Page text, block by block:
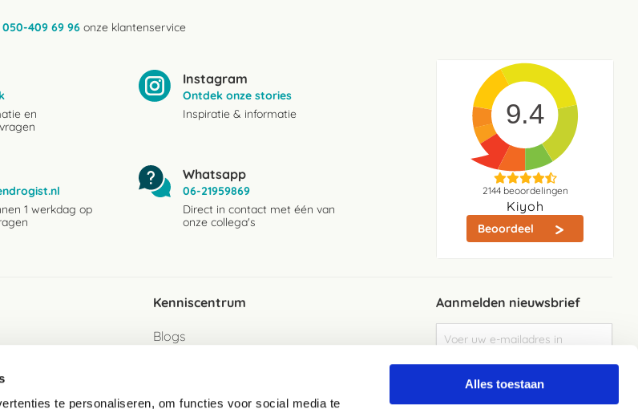
te personaliseren, om functies voor social media te
Alles toestaan
050-409 69 96 onze klantenservice
en
Instagram
Ontdek onze stories
Inspiratie & informatie
1 werkdag op
Whatsapp
06-21959869
Direct in contact met één van
onze collega's
9.4
2144beoordelingen
Kiyoh
Beoordeel
Kenniscentrum
Blogs
Aanmelden nieuwsbrief
u
op